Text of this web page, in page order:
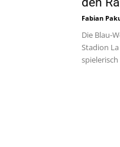
Fabian
Die Blau-
Stadion